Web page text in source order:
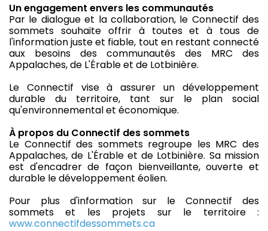
Un engagement envers les communautés
Par le dialogue et la collaboration, le Connectif des
sommets souhaite offrir à toutes et à tous de
l'information juste et fiable, tout en restant connecté
aux besoins des communautés des MRC des
Appalaches, de L'Érable et de Lotbinière.
Le Connectif vise à assurer un développement
durable du territoire, tant sur le plan social
qu'environnemental et économique.
À propos du Connectif des sommets
Le Connectif des sommets regroupe les MRC des
Appalaches, de L'Érable et de Lotbinière. Sa mission
est d'encadrer de façon bienveillante, ouverte et
durable le développement éolien.
Pour plus d'information sur le Connectif des
sommets et les projets sur le territoire :
www.connectifdessommets.ca